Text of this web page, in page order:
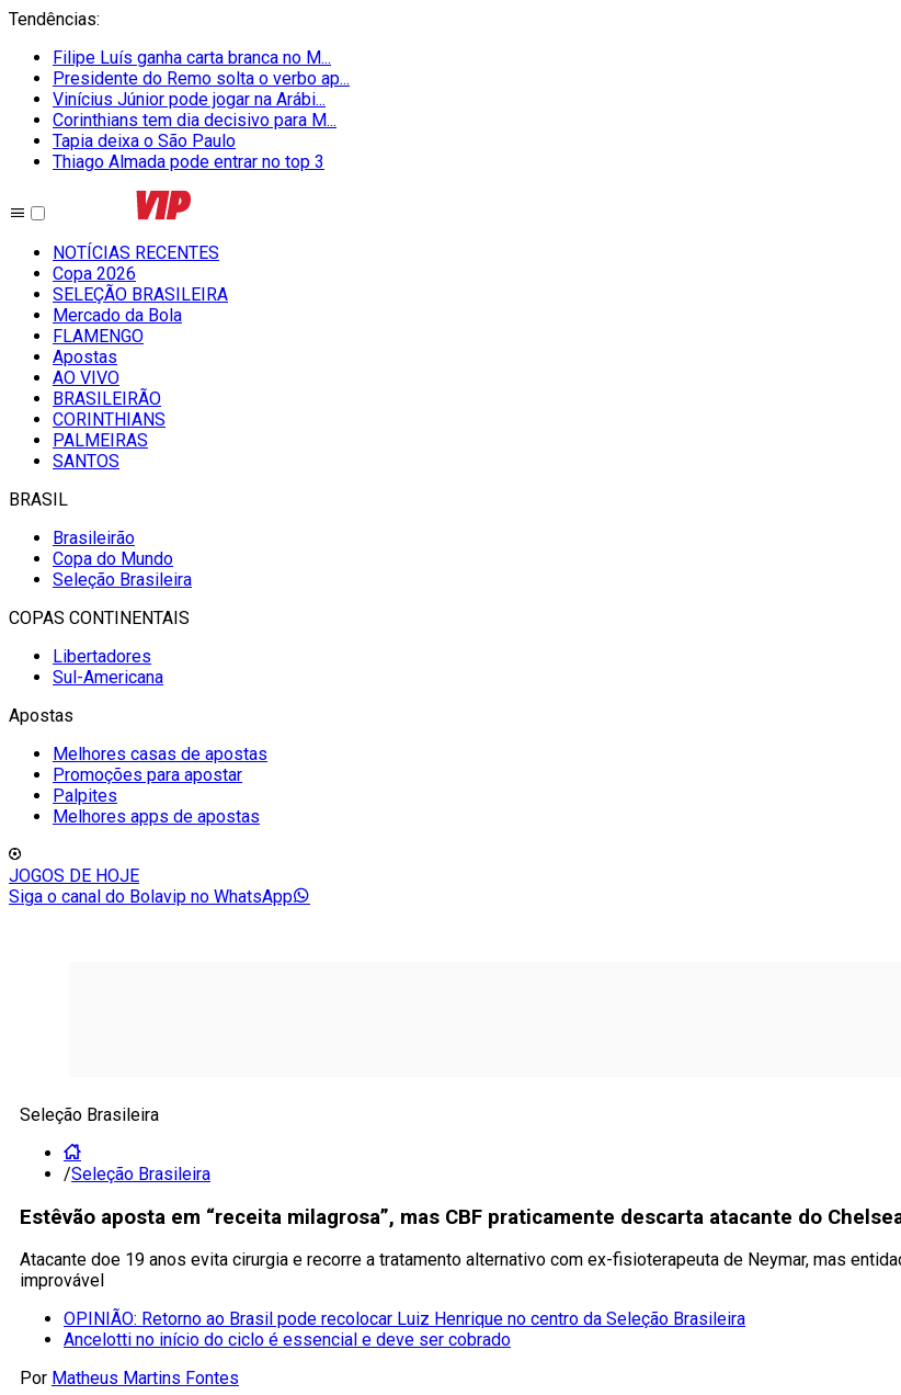
Tendências:
Filipe Luís ganha carta branca no M...
Presidente do Remo solta o verbo ap...
Vinícius Júnior pode jogar na Arábi...
Corinthians tem dia decisivo para M...
Tapia deixa o São Paulo
Thiago Almada pode entrar no top 3
NOTÍCIAS RECENTES
Copa 2026
SELEÇÃO BRASILEIRA
Mercado da Bola
FLAMENGO
Apostas
AO VIVO
BRASILEIRÃO
CORINTHIANS
PALMEIRAS
SANTOS
BRASIL
Brasileirão
Copa do Mundo
Seleção Brasileira
COPAS CONTINENTAIS
Libertadores
Sul-Americana
Apostas
Melhores casas de apostas
Promoções para apostar
Palpites
Melhores apps de apostas
JOGOS DE HOJE
Siga o canal do Bolavip no WhatsApp
Seleção Brasileira
/Seleção Brasileira
Estêvão aposta em “receita milagrosa”, mas CBF praticamente descarta atacante do
Atacante doe 19 anos evita cirurgia e recorre a tratamento alternativo com ex-fisioterapeuta de Neymar, mas
improvável
OPINIÃO: Retorno ao Brasil pode recolocar Luiz Henrique no centro da Seleção Brasileira
Ancelotti no início do ciclo é essencial e deve ser cobrado
Por Matheus Martins Fontes